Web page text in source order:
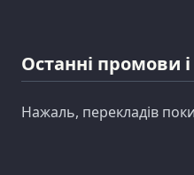
Останні промови
Нажаль, перекладів